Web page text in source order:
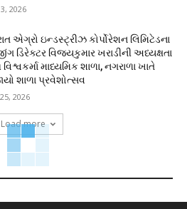
2026
એગ્રો ઇન્ડસ્ટ્રીઝ કોર્પોરેશન લિમિટેડના
ડિરેક્ટર વિજયકુમાર ખરાડીની અધ્યક્ષતા
માધ્યમિક શાળા, નગરાળા ખાતે
શાળા પ્રવેશોત્સવ
2026
Load more